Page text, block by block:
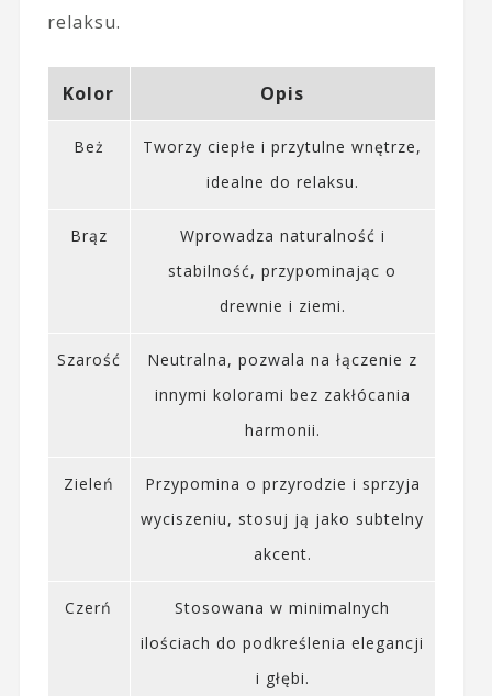
relaksu.
Kolor Opis
Beż
Tworzy ciepłe i przytulne wnętrze,
idealne do relaksu.
Brąz
Wprowadza naturalność i
stabilność, przypominając o
drewnie i ziemi.
Szarość
Neutralna, pozwala na łączenie z
innymi kolorami bez zakłócania
harmonii.
Zieleń
Przypomina o przyrodzie i sprzyja
wyciszeniu, stosuj ją jako subtelny
akcent.
Czerń
Stosowana w minimalnych
ilościach do podkreślenia elegancji
i głębi.